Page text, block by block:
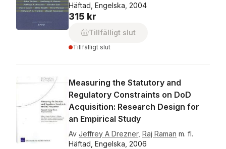
Häftad, Engelska, 2004
315 kr
Tillfälligt slut
Tillfälligt slut
Measuring the Statutory and
Regulatory Constraints on DoD
Acquisition: Research Design for
an Empirical Study
Av Jeffrey A Drezner, Raj Raman m. fl.
Häftad, Engelska, 2006